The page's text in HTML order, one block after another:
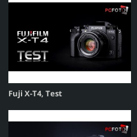
Fuji X-T4, Test